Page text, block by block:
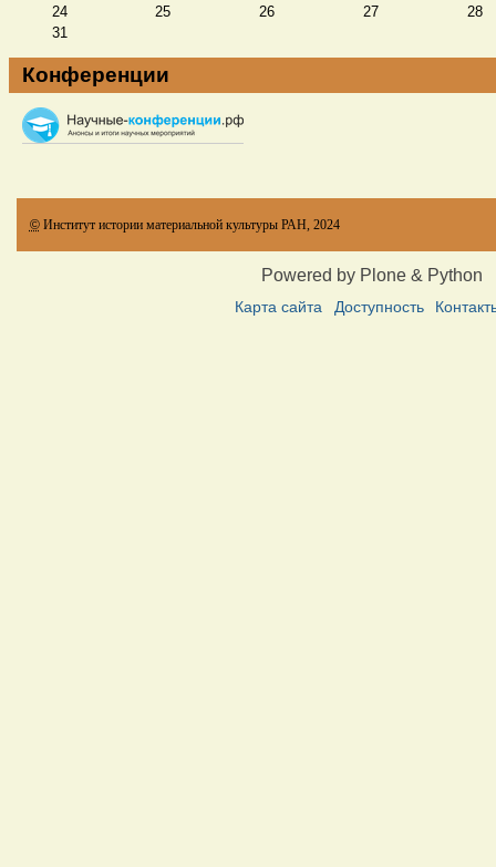
24 25 26 27
28
31
Конференции
© Институт истории материальной культуры РАН, 2024
Powered by Plone & Python
Карта сайта Доступность